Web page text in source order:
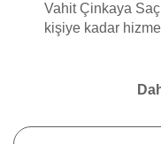
Vahit Çinkaya
kişiye kadar